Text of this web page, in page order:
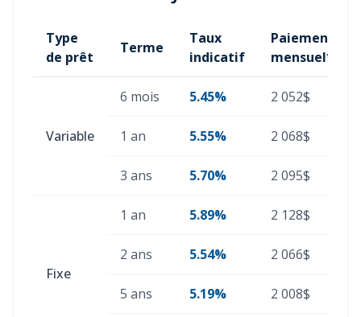
Type
de prêt
Terme
Taux
indicatif
Paiement
mensuel*
Variable
6 mois 5.45% 2 052$
1 an 5.55% 2 068$
3 ans 5.70% 2 095$
Fixe
1 an 5.89% 2 128$
2 ans 5.54% 2 066$
5 ans 5.19% 2 008$